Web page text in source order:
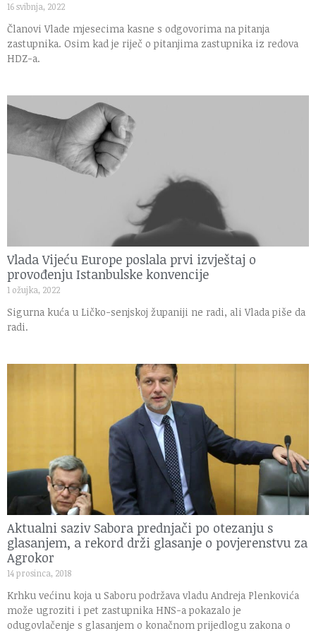
16 svibnja, 2022
Članovi Vlade mjesecima kasne s odgovorima na pitanja
zastupnika. Osim kad je riječ o pitanjima zastupnika iz redova
HDZ-a.
Vlada Vijeću Europe poslala prvi izvještaj o
provođenju Istanbulske konvencije
1 ožujka, 2022
Sigurna kuća u Ličko-senjskoj županiji ne radi, ali Vlada piše da
radi.
Aktualni saziv Sabora prednjači po otezanju s
glasanjem, a rekord drži glasanje o povjerenstvu za
Agrokor
14 prosinca, 2018
Krhku većinu koja u Saboru podržava vladu Andreja Plenkovića
može ugroziti i pet zastupnika HNS-a pokazalo je
odugovlačenje s glasanjem o konačnom prijedlogu zakona o